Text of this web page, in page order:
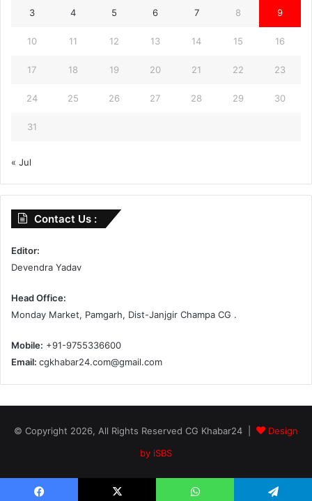
3 4 5 6 7 8 9
10 11 12 13 14 15 16
17 18 19 20 21 22 23
24 25 26 27 28 29 30
31
« Jul
Contact Us :
Editor:
Devendra Yadav
Head Office:
Monday Market, Pamgarh, Dist-Janjgir Champa CG .
Mobile: +91-9755336600
Email: cgkhabar24.com@gmail.com
© Copyright 2026, All Rights Reserved CG Khabar24 |
Design
by iSBS